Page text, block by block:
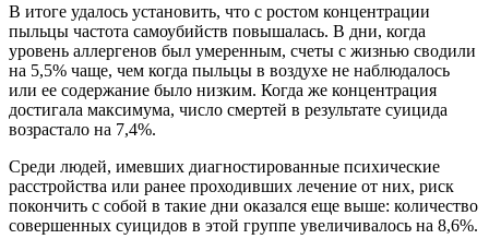
В итоге удалось установить, что с ростом концентрации
пыльцы частота самоубийств повышалась. В дни, когда
уровень аллергенов был умеренным, счеты с жизнью сводили
на 5,5% чаще, чем когда пыльцы в воздухе не наблюдалось
или ее содержание было низким. Когда же концентрация
достигала максимума, число смертей в результате суицида
возрастало на 7,4%.
Среди людей, имевших диагностированные психические
расстройства или ранее проходивших лечение от них, риск
покончить с собой в такие дни оказался еще выше: количество
совершенных суицидов в этой группе увеличивалось на 8,6%.